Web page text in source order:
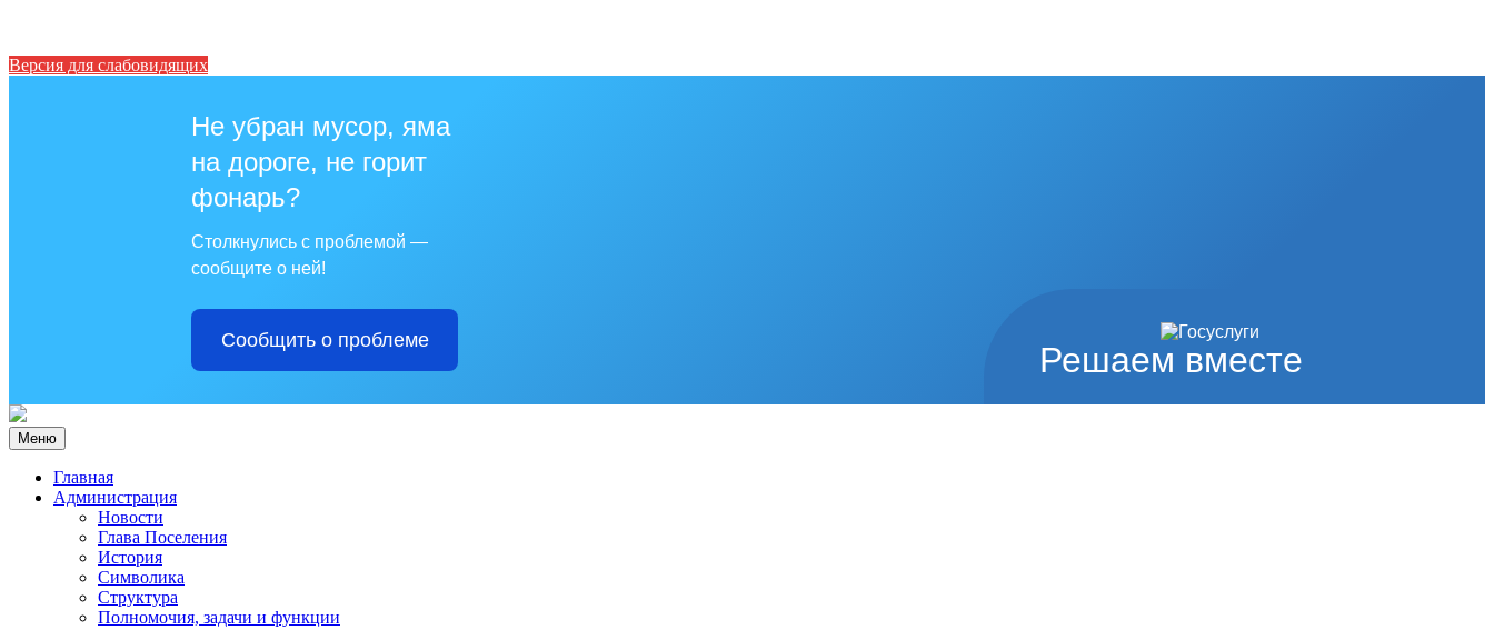
Версия для слабовидящих
Решаем вместе
Не убран мусор, яма
на дороге, не горит
фонарь?
Столкнулись с проблемой —
сообщите о ней!
Сообщить о проблеме
Меню
Главная
Администрация
Новости
Глава Поселения
История
Символика
Структура
Полномочия, задачи и функции